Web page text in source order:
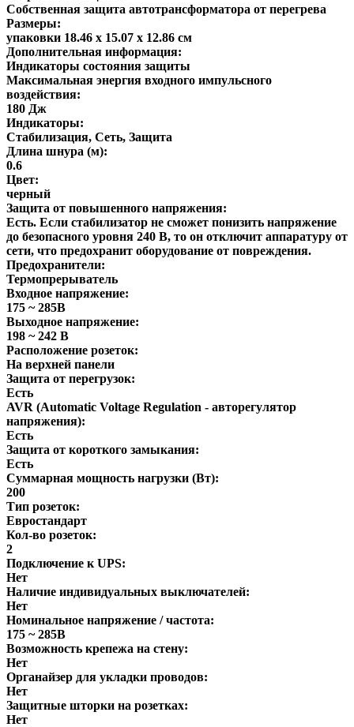
Собственная защита автотрансформатора от перегрева
Размеры:
упаковки 18.46 x 15.07 x 12.86 см
Дополнительная информация:
Индикаторы состояния защиты
Максимальная энергия входного импульсного
воздействия:
180 Дж
Индикаторы:
Стабилизация, Сеть, Защита
Длина шнура (м):
0.6
Цвет:
черный
Защита от повышенного напряжения:
Есть. Если стабилизатор не сможет понизить напряжение
до безопасного уровня 240 В, то он отключит аппаратуру от
сети, что предохранит оборудование от повреждения.
Предохранители:
Термопрерыватель
Входное напряжение:
175 ~ 285В
Выходное напряжение:
198 ~ 242 В
Расположение розеток:
На верхней панели
Защита от перегрузок:
Есть
AVR (Automatic Voltage Regulation - авторегулятор
напряжения):
Есть
Защита от короткого замыкания:
Есть
Суммарная мощность нагрузки (Вт):
200
Тип розеток:
Евростандарт
Кол-во розеток:
2
Подключение к UPS:
Нет
Наличие индивидуальных выключателей:
Нет
Номинальное напряжение / частота:
175 ~ 285В
Возможность крепежа на стену:
Нет
Органайзер для укладки проводов:
Нет
Защитные шторки на розетках:
Нет